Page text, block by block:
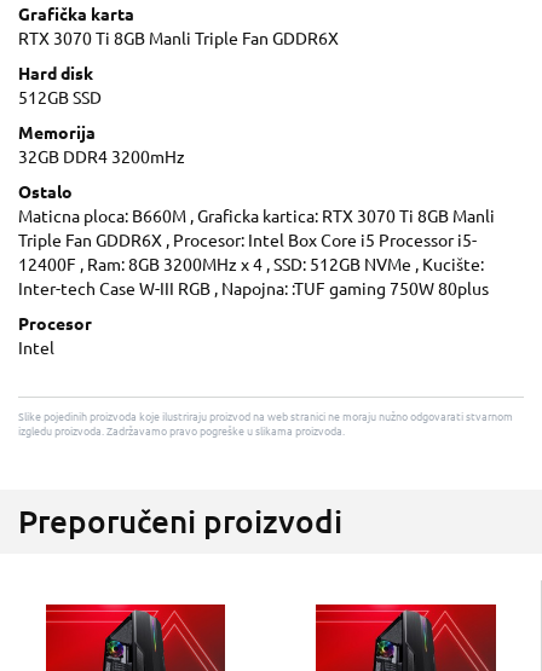
Grafička karta
RTX 3070 Ti 8GB Manli Triple Fan GDDR6X
Hard disk
512GB SSD
Memorija
32GB DDR4 3200mHz
Ostalo
Maticna ploca: B660M , Graficka kartica: RTX 3070 Ti 8GB Manli
Triple Fan GDDR6X , Procesor: Intel Box Core i5 Processor i5-
12400F , Ram: 8GB 3200MHz x 4 , SSD: 512GB NVMe , Kucište:
Inter-tech Case W-III RGB , Napojna: :TUF gaming 750W 80plus
Procesor
Intel
Slike pojedinih proizvoda koje ilustriraju proizvod na web stranici ne moraju nužno odgovarati stvarnom
izgledu proizvoda. Zadržavamo pravo pogreške u slikama proizvoda.
Preporučeni proizvodi